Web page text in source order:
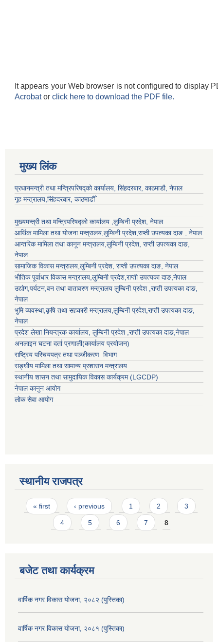
It appears your Web browser is not configured to display
Acrobator click here to download the PDF file.
मुख्य लिंक
प्रधानमन्त्री तथा मन्त्रिपरिषद्को कार्यालय, सिंहदरबार, काठमाडौ, नेपाल
गृह मन्त्रालय,सिंहदरबार, काठमाडौँ
मुख्यमन्त्री तथा मन्त्रिपरिषद्को कार्यालय ,लुम्बिनी प्रदेश, नेपाल
आर्थिक मामिला तथा योजना मन्त्रालय,लुम्बिनी प्रदेश,राप्ती उपत्यका दाङ , नेपाल
आन्तरिक मामिला तथा कानून मन्त्रालय,लुम्बिनी प्रदेश, राप्ती उपत्यका दाङ,
नेपाल
सामाजिक विकास मन्त्रालय,लुम्बिनी प्रदेश, राप्ती उपत्यका दाङ, नेपाल
भौतिक पूर्वाधार विकास मन्त्रालय,लुम्बिनी प्रदेश,राप्ती उपत्यका दाङ,नेपाल
उद्याेग,पर्यटन,वन तथा वातावरण मन्त्रालय लुम्बिनी प्रदेश ,राप्ती उपत्यका दाङ,
नेपाल
भुमि व्यवस्था,कृषि तथा सहकारी मन्त्रालय,लुम्बिनी प्रदेश,राप्ती उपत्यका दाङ,
नेपाल
प्रदेश लेखा नियन्त्रक कार्यालय, लुम्बिनी प्रदेश ,राप्ती उपत्यका दाङ,नेपाल
अनलाइन घटना दर्ता प्रणाली(कार्यालय प्रयोजन)
राष्ट्रिय परिचयपत्र तथा पञ्जीकरण विभाग
सङ्घीय मामिला तथा सामान्य प्रशासन मन्त्रालय
स्थानीय शासन तथा सामुदायिक विकास कार्यक्रम (LGCDP)
नेपाल कानुन आयोग
लोक सेवा आयोग
स्थानीय राजपत्र
Pages
« first ‹ previous 1 2 3
4 5 6 7 8
बजेट तथा कार्यक्रम
वार्षिक नगर विकास योजना, २०८२ (पुस्तिका)
वार्षिक नगर विकास योजना, २०८१ (पुस्तिका)